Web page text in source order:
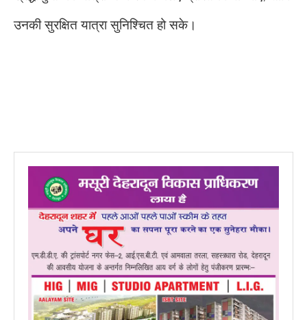
उनकी सुरक्षित यात्रा सुनिश्चित हो सके।